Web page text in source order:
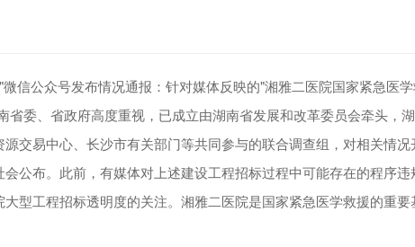
信公众号发布情况通报：针对媒体反映的"湘雅二医院国家紧急医
省委、省政府高度重视，已成立由湖南省发展和改革委员会牵头，
交易中心、长沙市有关部门等共同参与的联合调查组，对相关情况
公布。此前，有媒体对上述建设工程招标过程中可能存在的程序违
型工程招标透明度的关注。湘雅二医院是国家紧急医学救援的重要